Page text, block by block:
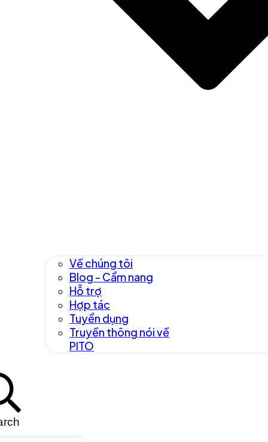
Về chúng tôi
Blog - Cẩm nang
Hỗ trợ
Hợp tác
Tuyển dụng
Truyền thông nói về
PITO